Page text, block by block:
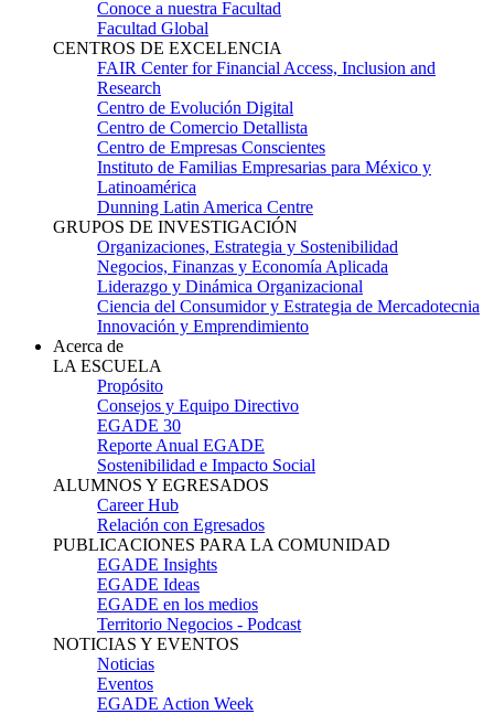
Conoce a nuestra Facultad
Facultad Global
CENTROS DE EXCELENCIA
FAIR Center for Financial Access, Inclusion and
Research
Centro de Evolución Digital
Centro de Comercio Detallista
Centro de Empresas Conscientes
Instituto de Familias Empresarias para México y
Latinoamérica
Dunning Latin America Centre
GRUPOS DE INVESTIGACIÓN
Organizaciones, Estrategia y Sostenibilidad
Negocios, Finanzas y Economía Aplicada
Liderazgo y Dinámica Organizacional
Ciencia del Consumidor y Estrategia de Mercadotecnia
Innovación y Emprendimiento
Acerca de
LA ESCUELA
Propósito
Consejos y Equipo Directivo
EGADE 30
Reporte Anual EGADE
Sostenibilidad e Impacto Social
ALUMNOS Y EGRESADOS
Career Hub
Relación con Egresados
PUBLICACIONES PARA LA COMUNIDAD
EGADE Insights
EGADE Ideas
EGADE en los medios
Territorio Negocios - Podcast
NOTICIAS Y EVENTOS
Noticias
Eventos
EGADE Action Week